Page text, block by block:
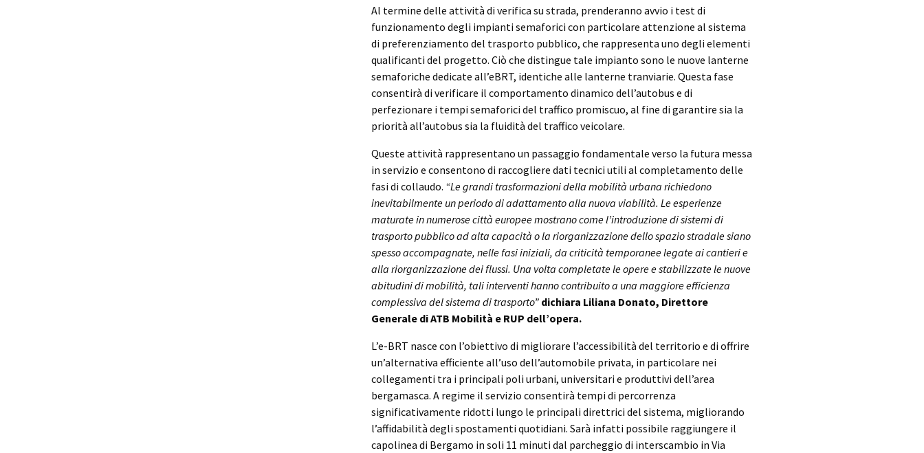
Al termine delle attività di verifica su strada, prenderanno avvio i test di
funzionamento degli impianti semaforici con particolare attenzione al sistema
di preferenziamento del trasporto pubblico, che rappresenta uno degli elementi
qualificanti del progetto. Ciò che distingue tale impianto sono le nuove lanterne
semaforiche dedicate all’eBRT, identiche alle lanterne tranviarie. Questa fase
consentirà di verificare il comportamento dinamico dell’autobus e di
perfezionare i tempi semaforici del traffico promiscuo, al fine di garantire sia la
priorità all’autobus sia la fluidità del traffico veicolare.
Queste attività rappresentano un passaggio fondamentale verso la futura messa
in servizio e consentono di raccogliere dati tecnici utili al completamento delle
fasi di collaudo. “Le grandi trasformazioni della mobilità urbana richiedono
inevitabilmente un periodo di adattamento alla nuova viabilità. Le esperienze
maturate in numerose città europee mostrano come l’introduzione di sistemi di
trasporto pubblico ad alta capacità o la riorganizzazione dello spazio stradale siano
spesso accompagnate, nelle fasi iniziali, da criticità temporanee legate ai cantieri e
alla riorganizzazione dei flussi. Una volta completate le opere e stabilizzate le nuove
abitudini di mobilità, tali interventi hanno contribuito a una maggiore efficienza
complessiva del sistema di trasporto”dichiara Liliana Donato, Direttore
Generale di ATB Mobilità e RUP dell’opera.
L’e-BRT nasce con l’obiettivo di migliorare l’accessibilità del territorio e di offrire
un’alternativa efficiente all’uso dell’automobile privata, in particolare nei
collegamenti tra i principali poli urbani, universitari e produttivi dell’area
bergamasca. A regime il servizio consentirà tempi di percorrenza
significativamente ridotti lungo le principali direttrici del sistema, migliorando
l’affidabilità degli spostamenti quotidiani. Sarà infatti possibile raggiungere il
capolinea di Bergamo in soli 11 minuti dal parcheggio di interscambio in Via